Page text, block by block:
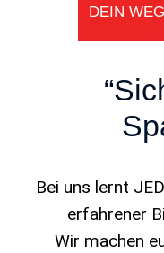
DEIN
Bei uns lernt
erfahrener
Wir machen